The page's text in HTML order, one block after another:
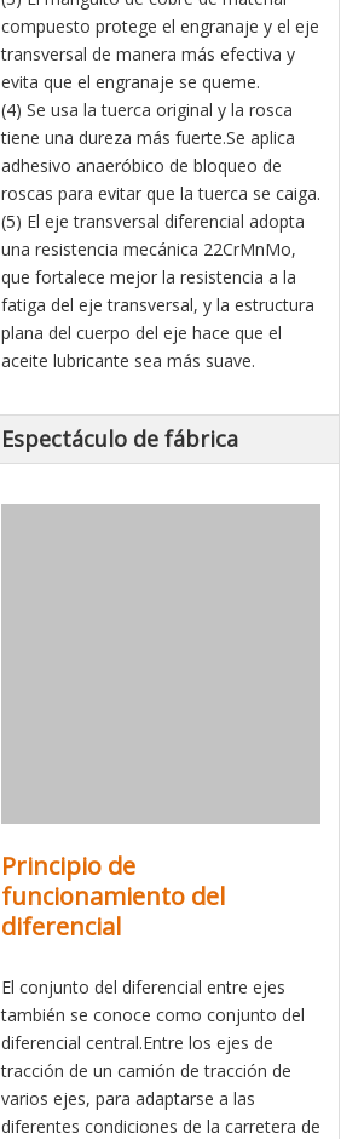
compuesto protege el engranaje y el eje
transversal de manera más efectiva y
evita que el engranaje se queme.
(4) Se usa la tuerca original y la rosca
tiene una dureza más fuerte.Se aplica
adhesivo anaeróbico de bloqueo de
roscas para evitar que la tuerca se caiga.
(5) El eje transversal diferencial adopta
una resistencia mecánica 22CrMnMo,
que fortalece mejor la resistencia a la
fatiga del eje transversal, y la estructura
plana del cuerpo del eje hace que el
aceite lubricante sea más suave.
Espectáculo de fábrica
Principio de
funcionamiento del
diferencial
El conjunto del diferencial entre ejes
también se conoce como conjunto del
diferencial central.Entre los ejes de
tracción de un camión de tracción de
varios ejes, para adaptarse a las
diferentes condiciones de la carretera de